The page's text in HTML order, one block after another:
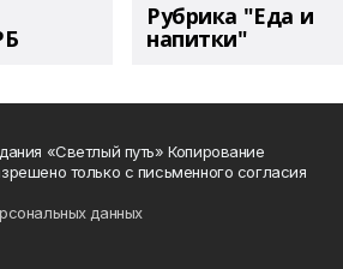
Рубрика "Еда и
напитки"
«Светлый путь» Копирование
только с письменного согласия
данных